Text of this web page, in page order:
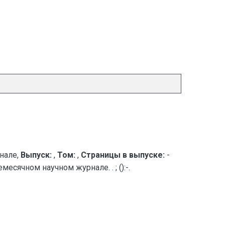
Выпуск: , Том: , Страницы в выпуске: -
научном журнале. . ; ():-.